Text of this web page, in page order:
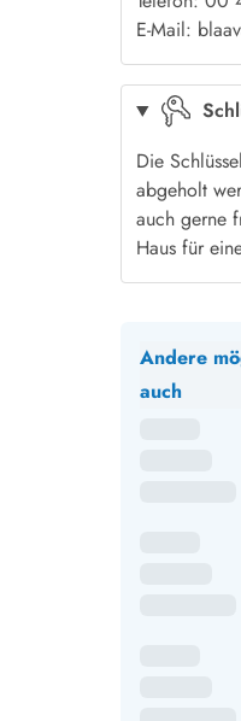
E-Mail:
Die
abgeholt
auch gerne
Haus für
Andere
auch